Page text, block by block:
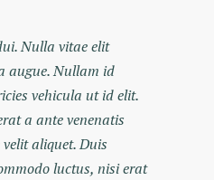
Nulla vitae elit
augue. Nullam id
vehicula ut id elit.
a ante venenatis
aliquet. Duis
luctus, nisi erat